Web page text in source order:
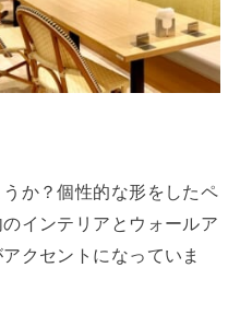
か？個性的な形をしたペ
インテリアとウォールア
クセントになっていま